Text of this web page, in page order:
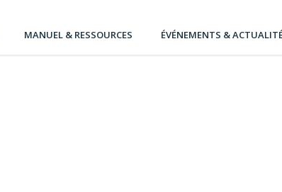
MANUEL & RESSOURCES ÉVÉNEMENTS &